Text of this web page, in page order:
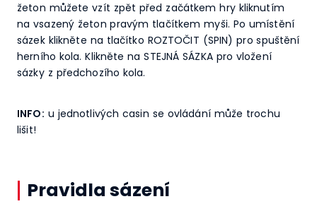
žeton můžete vzít zpět před začátkem hry kliknutím
na vsazený žeton pravým tlačítkem myši. Po umístění
sázek klikněte na tlačítko ROZTOČIT (SPIN) pro spuštění
herního kola. Klikněte na STEJNÁ SÁZKA pro vložení
sázky z předchozího kola.
INFO: u jednotlivých casin se ovládání může trochu
lišit!
Pravidla sázení